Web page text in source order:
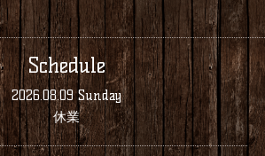
Schedule
2026.08.09 Sunday
休業